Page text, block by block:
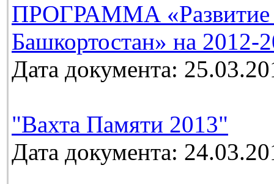
ПРОГРАММА «Развитие
Башкортостан» на 2012-
Дата документа:
"Вахта Памяти 2013"
Дата документа: